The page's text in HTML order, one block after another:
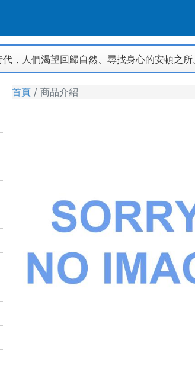
，人們渴望回歸自然、尋找身心的安頓之
首頁 商品介紹